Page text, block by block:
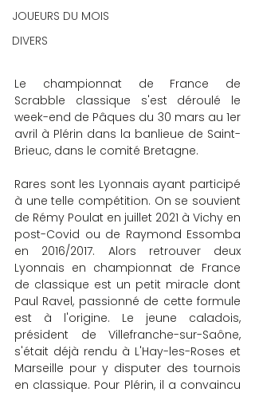
JOUEURS DU MOIS
DIVERS
Le championnat de France de
Scrabble classique s'est déroulé le
week-end de Pâques du 30 mars au 1er
avril à Plérin dans la banlieue de Saint-
Brieuc, dans le comité Bretagne.
Rares sont les Lyonnais ayant participé
à une telle compétition. On se souvient
de Rémy Poulat en juillet 2021 à Vichy en
post-Covid ou de Raymond Essomba
en 2016/2017. Alors retrouver deux
Lyonnais en championnat de France
de classique est un petit miracle dont
Paul Ravel, passionné de cette formule
est à l'origine. Le jeune caladois,
président de Villefranche-sur-Saône,
s'était déjà rendu à L'Hay-les-Roses et
Marseille pour y disputer des tournois
en classique. Pour Plérin, il a convaincu